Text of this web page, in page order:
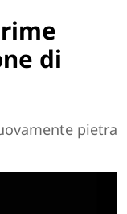
di
pietra